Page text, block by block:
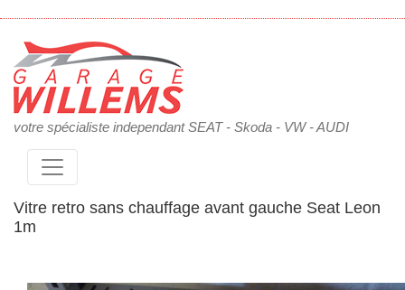
votre spécialiste independant SEAT - Skoda - VW - AUDI
Vitre retro sans chauffage avant gauche Seat Leon
1m